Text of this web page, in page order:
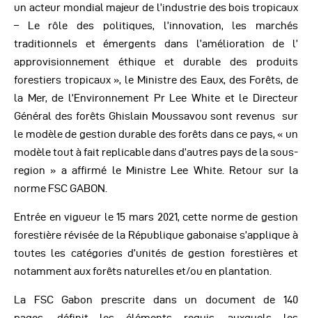
un acteur mondial majeur de l’industrie des bois tropicaux
– Le rôle des politiques, l’innovation, les marchés
traditionnels et émergents dans l’amélioration de l’
approvisionnement éthique et durable des produits
forestiers tropicaux », le Ministre des Eaux, des Forêts, de
la Mer, de l’Environnement Pr Lee White et le Directeur
Général des forêts Ghislain Moussavou sont revenus sur
le modèle de gestion durable des forêts dans ce pays, « un
modèle tout à fait replicable dans d’autres pays de la sous-
region » a affirmé le Ministre Lee White. Retour sur la
norme FSC GABON.
Entrée en vigueur le 15 mars 2021, cette norme de gestion
forestière révisée de la République gabonaise s’applique à
toutes les catégories d’unités de gestion forestières et
notamment aux forêts naturelles et/ou en plantation.
La FSC Gabon prescrite dans un document de 140